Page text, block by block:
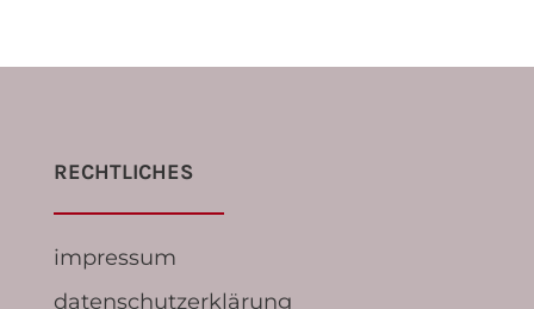
RECHTLICHES
impressum
datenschutzerklärung